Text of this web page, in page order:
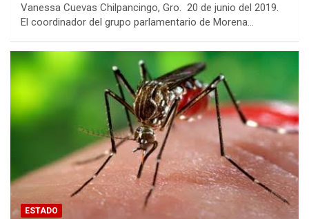
Vanessa Cuevas Chilpancingo, Gro. 20 de junio del 2019.
El coordinador del grupo parlamentario de Morena…
ESTADO